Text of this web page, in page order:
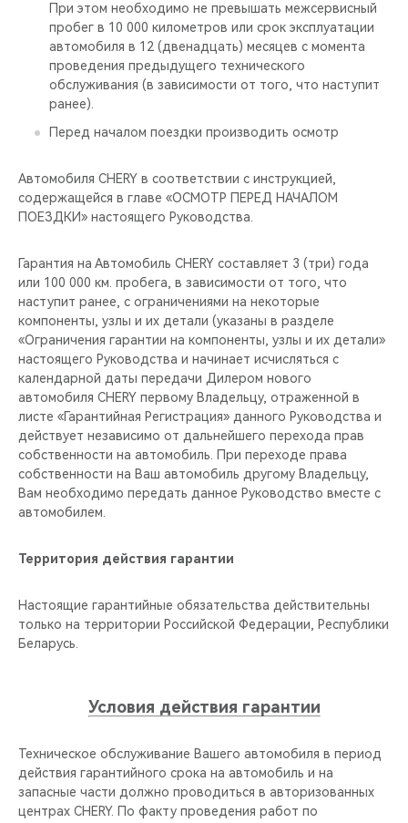
При этом необходимо не превышать межсервисный
пробег в 10 000 километров или срок эксплуатации
автомобиля в 12 (двенадцать) месяцев с момента
проведения предыдущего технического
обслуживания (в зависимости от того, что наступит
ранее).
Перед началом поездки производить осмотр
Автомобиля CHERY в соответствии с инструкцией,
содержащейся в главе «ОСМОТР ПЕРЕД НАЧАЛОМ
ПОЕЗДКИ» настоящего Руководства.
Гарантия на Автомобиль CHERY составляет 3 (три) года
или 100 000 км. пробега, в зависимости от того, что
наступит ранее, с ограничениями на некоторые
компоненты, узлы и их детали (указаны в разделе
«Ограничения гарантии на компоненты, узлы и их детали»
настоящего Руководства и начинает исчисляться с
календарной даты передачи Дилером нового
автомобиля CHERY первому Владельцу, отраженной в
листе «Гарантийная Регистрация» данного Руководства и
действует независимо от дальнейшего перехода прав
собственности на автомобиль. При переходе права
собственности на Ваш автомобиль другому Владельцу,
Вам необходимо передать данное Руководство вместе с
автомобилем.
Территория действия гарантии
Настоящие гарантийные обязательства действительны
только на территории Российской Федерации, Республики
Беларусь.
Условия действия гарантии
Техническое обслуживание Вашего автомобиля в период
действия гарантийного срока на автомобиль и на
запасные части должно проводиться в авторизованных
центрах CHERY. По факту проведения работ по